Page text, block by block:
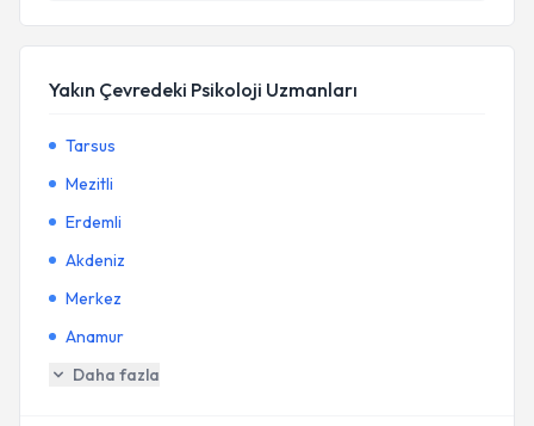
Yakın Çevredeki Psikoloji Uzmanları
Tarsus
Mezitli
Erdemli
Akdeniz
Merkez
Anamur
Daha fazla